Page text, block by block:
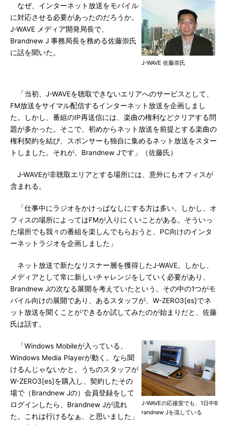
J-WAVE 佐藤崇氏
なぜ、インターネット放送をモバイル
に対応させる必要があったのだろうか。
J-WAVE メディア開発局長で、
Brandnew J 事務局長を務める佐藤崇氏
に話を聞いた。
「当初、J-WAVEを聴取できないエリアへのサービスとして、
FM放送をサイマル配信するインターネット放送を企画しまし
た。しかし、番組のIP再送信には、楽曲の権利などクリアする問
題が多かった。そこで、初めからネット放送を前提とする楽曲の
権利契約を結び、スポンサーも独自に集めるネット放送をスター
トしました。それが、Brandnew Jです」（佐藤氏）
J-WAVEが非聴取エリアとする場所には、意外にもオフィスが
含まれる。
「仕事中にラジオをかけっぱなしにする方は多い。しかし、オ
フィスの場所によってはFMが入りにくいことがある。そういっ
た場所でも我々の番組を楽しんでもらおうと、PC向けのインタ
ーネットラジオを企画しました」
ネット放送で新たなリスナー層を獲得したJ-WAVE。しかし、
メディアとして常に新しいチャレンジをしていく必要があり、
Brandnew Jの次なる展開を考えていたという。その中の1つがモ
バイル向けの展開であり、あるスタッフが、W-ZERO3[es]でネ
ット放送を聞くことができるか試してみたのが始まりだと、佐藤
氏は話す。
J-WAVEの応接室でも、1日中B
randnew Jを流している
「Windows Mobileが入っている、
Windows Media Playerが動く。なら聞
けるんじゃないかと。うちのスタッフが
W-ZERO3[es]を購入し、契約したその
場で（Brandnew Jの）会員登録をして
ログインしたら、Brandnew Jが流れ
た。これは行けるなぁ、と思いました」